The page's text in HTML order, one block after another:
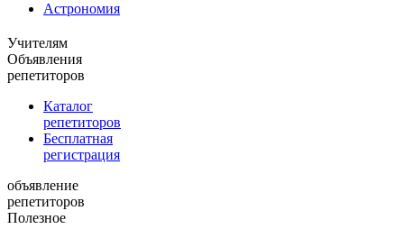
Астрономия
Учителям
Объявления
репетиторов
Каталог
репетиторов
Бесплатная
регистрация
объявление
репетиторов
Полезное